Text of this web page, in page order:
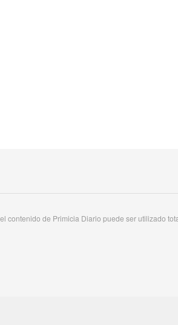
contenido de Primicia Diario puede ser utilizado